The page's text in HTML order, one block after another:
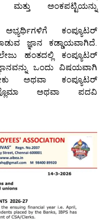
ಅಂಕಪಟ್ಟಿಯನ್ನು
ಕಂಪ್ಯೂಟರ್
ಜ್ಞಾನ ಕಡ್ಡಾಯವಾಗಿದೆ.
ಹಂತದಲ್ಲಿ ಕಂಪ್ಯೂಟರ್
ಒಂದು ವಿಷಯವಾಗಿ
ಅಥವಾ ಕಂಪ್ಯೂಟರ್
ಅಥವಾ ಪದವಿ